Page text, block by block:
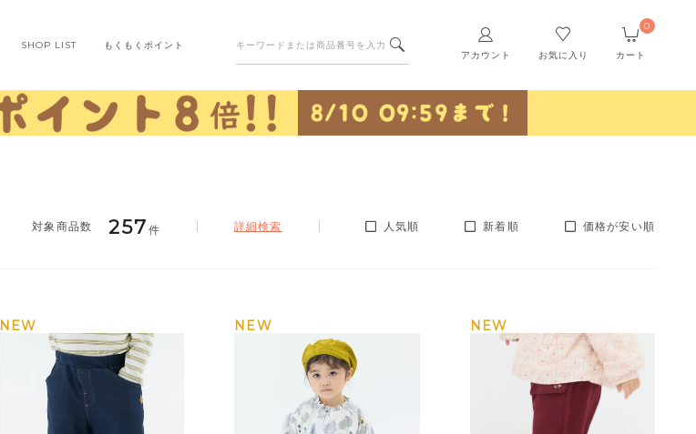
アカウント お気に入り カート
0
SHOP LIST もくもくポイント
人気順 新着順 価格が安い順
257 件 詳細検索
NEW NEW NEW